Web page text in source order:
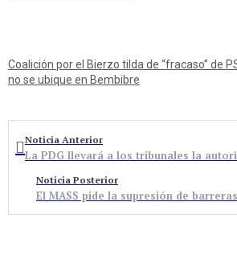
Coalición por el Bierzo tilda de “fracaso” de
no se ubique en Bembibre
Noticia Anterior
Noticia Posterior
El MASS pide la supresión de